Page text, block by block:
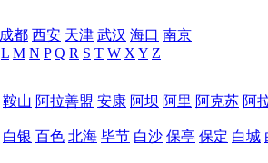
成都 西安 天津 武汉 海口 南京
L M N P Q R S T W X Y Z
鞍山 阿拉善盟 安康 阿坝 阿里 阿克苏 阿
白银 百色 北海 毕节 白沙 保亭 保定 白城